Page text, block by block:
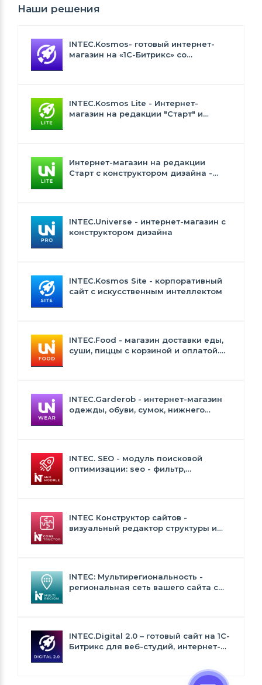
Наши решения
INTEC.Kosmos- готовый интернет-
магазин на «1С-Битрикс» со
INTEC.Kosmos Lite - Интернет-
магазин на редакции "Старт" и
Интернет-магазин на редакции
Старт с конструктором дизайна -
INTEC.Universe - интернет-магазин с
конструктором дизайна
INTEC.Kosmos Site - корпоративный
сайт с искусственным интеллектом
INTEC.Food - магазин доставки еды,
суши, пиццы с корзиной и оплатой.
INTEC.Garderob - интернет-магазин
одежды, обуви, сумок, нижнего
INTEC. SEO - модуль поисковой
оптимизации: seo - фильтр,
INTEC Конструктор сайтов -
визуальный редактор структуры и
INTEC: Мультирегиональность -
региональная сеть вашего сайта с
INTEC.Digital 2.0 – готовый сайт на 1C-
Битрикс для веб-студий, интернет-